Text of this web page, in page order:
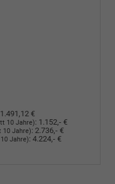
1.491,12 €
10 Jahre): 1.152,- €
10 Jahre): 2.736,- €
Jahre): 4.224,- €